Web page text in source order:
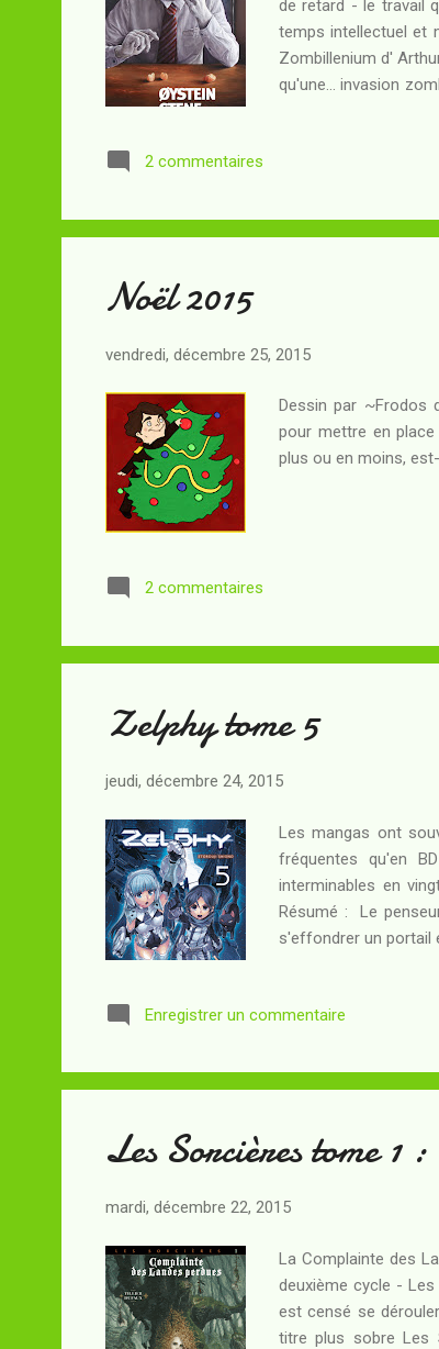
de retard - le travail
temps intellectuel et
Zombillenium d'
qu'une... invasion
Il faut dire que les
corps adulte, eng...
2 commentaires
Noël 2015
vendredi, décembre 25, 2015
Dessin par ~Frodos
pour mettre en
plus ou en moins,
2 commentaires
Zelphy tome 5
jeudi, décembre 24, 2015
Les mangas ont
fréquentes qu'en
interminables en
Résumé : Le
s'effondrer un portail
elle s'est attachée,
de la planète-
Enregistrer un commentaire
Les Sorcières tome 1
mardi, décembre 22, 2015
La Complainte des
deuxième cycle -
est censé se
titre plus sobre Les